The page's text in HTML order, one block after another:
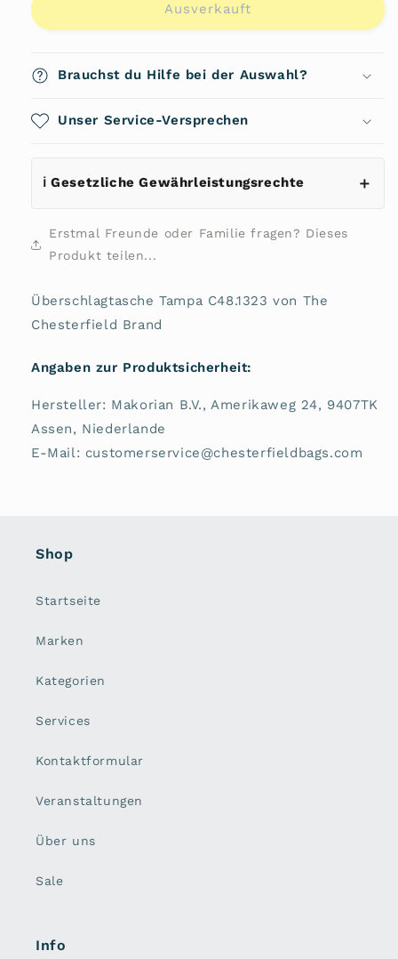
Überschlagtasche
von
Chesterfield
Überschlagtasche
von
Chesterfield
Ausverkauft
Brauchst du Hilfe bei der Auswahl?
Unser Service-Versprechen
ℹ️ Gesetzliche Gewährleistungsrechte
Erstmal Freunde oder Familie fragen? Dieses
Produkt teilen...
Überschlagtasche Tampa C48.1323 von The
Chesterfield Brand
Angaben zur Produktsicherheit:
Hersteller: Makorian B.V., Amerikaweg 24, 9407TK
Assen, Niederlande
E-Mail: customerservice@chesterfieldbags.com
Shop
Startseite
Marken
Kategorien
Services
Kontaktformular
Veranstaltungen
Über uns
Sale
Info